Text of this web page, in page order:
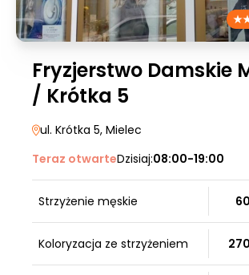
Fryzjerstwo Damskie
/ Krótka 5
ul. Krótka 5, Mielec
Teraz otwarteDzisiaj:08:00-19:00
Strzyżenie męskie
Koloryzacja ze strzyżeniem